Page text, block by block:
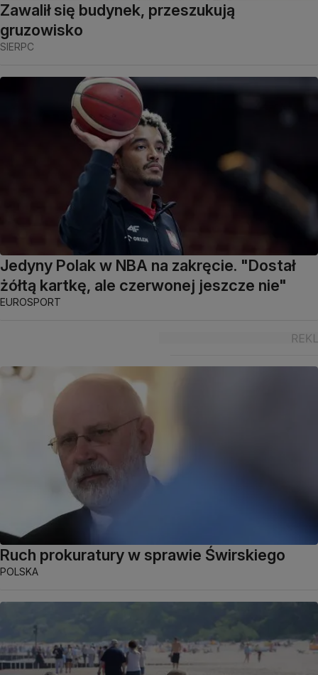
Zawalił się budynek, przeszukują
gruzowisko
SIERPC
Jedyny Polak w NBA na zakręcie. "Dostał
żółtą kartkę, ale czerwonej jeszcze nie"
EUROSPORT
Ruch prokuratury w sprawie Świrskiego
POLSKA